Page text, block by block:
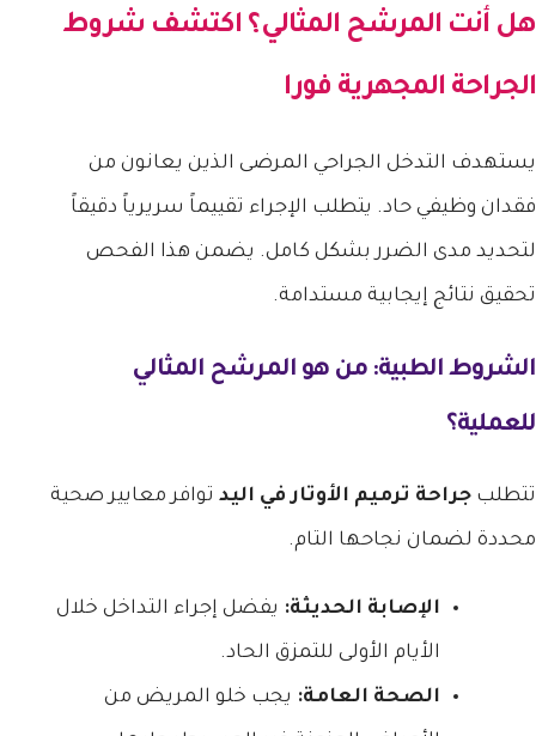
هل أنت المرشح المثالي؟ اكتشف شروط
الجراحة المجهرية فورا
يستهدف التدخل الجراحي المرضى الذين يعانون من
فقدان وظيفي حاد. يتطلب الإجراء تقييماً سريرياً دقيقاً
لتحديد مدى الضرر بشكل كامل. يضمن هذا الفحص
تحقيق نتائج إيجابية مستدامة.
الشروط الطبية: من هو المرشح المثالي
للعملية؟
تتطلب جراحة ترميم الأوتار في اليد توافر معايير صحية
محددة لضمان نجاحها التام.
الإصابة الحديثة: يفضل إجراء التداخل خلال
الأيام الأولى للتمزق الحاد.
الصحة العامة: يجب خلو المريض من